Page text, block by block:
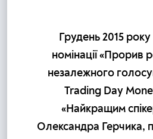
Грудень 2015
номінації «Прорив
незалежного
Trading Day
«Найкращим
Олександра Герчика,